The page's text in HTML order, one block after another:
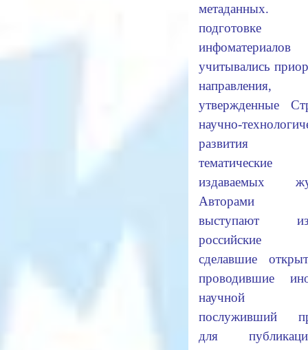
подготовке
инфоматериалов
учитывались
направления,
утвержденные
научно-
развития
тематические
издаваемых
Авторами
выступают
российские
сделавшие
проводившие
научной
послуживший
для